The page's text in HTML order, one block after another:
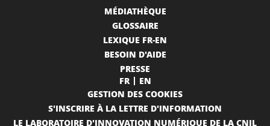
MÉDIATHÈQUE
GLOSSAIRE
LEXIQUE FR-EN
BESOIN D'AIDE
PRESSE
FR
EN
GESTION DES COOKIES
S'INSCRIRE À LA LETTRE D'INFORMATION
LE LABORATOIRE D'INNOVATION NUMÉRIQUE DE LA CNIL